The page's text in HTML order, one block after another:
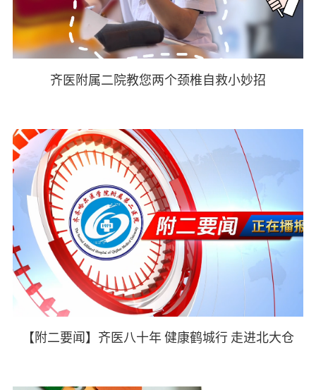
齐医附属二院教您两个颈椎自救小妙招
【附二要闻】齐医八十年 健康鹤城行 走进北大仓